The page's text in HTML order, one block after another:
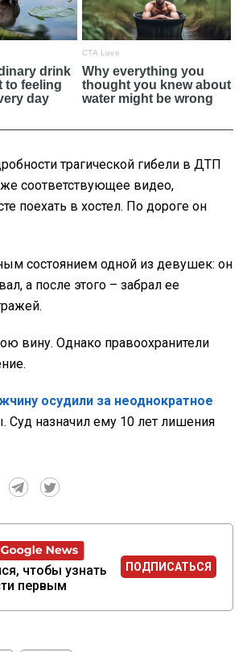
трагической гибели в ДТП
соответствующее видео,
поехать в хостел. По дороге он
состоянием одной из девушек: он
а после этого – забрал ее
вину. Однако правоохранители
осудили за неоднократное
Суд назначил ему 10 лет лишения
чтобы узнать
первым
ПОДПИСАТЬСЯ